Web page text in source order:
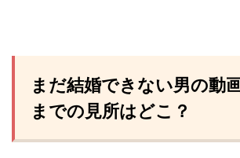
まだ結婚できない男の動
までの見所はどこ？